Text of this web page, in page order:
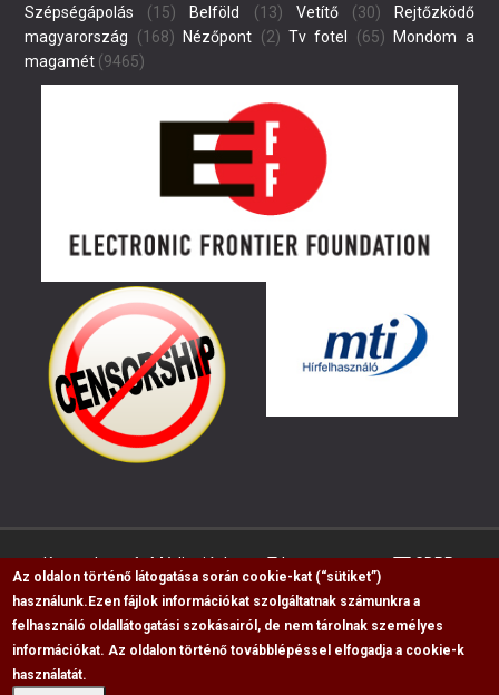
Szépségápolás (15) Belföld (13) Vetítő(30)
Rejtőzködő
magyarország (168) Nézőpont (2) Tv fotel (65)
Mondom a
magamét (9465)
Kapcsolat Médiaajánlat Impresszum GDPR
RSS
Copyright © 2009-2026, Flag Polgári Magazin saját
Az oldalon történő látogatása során cookie-kat (“sütiket”)
használunk. Ezen fájlok információkat szolgáltatnak számunkra a
felhasználó oldallátogatási szokásairól, de nem tárolnak személyes
információkat. Az oldalon történő továbblépéssel elfogadja a cookie-k
használatát.